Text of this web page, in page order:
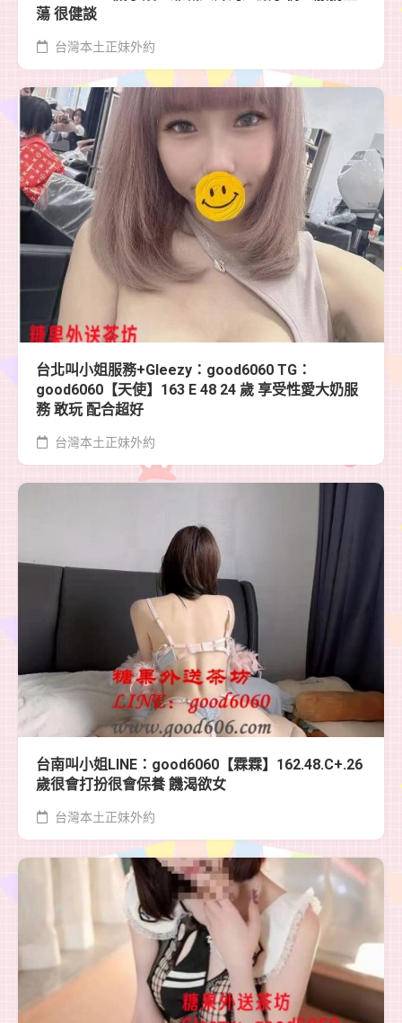
蕩 很健談
台灣本土正妹外約
台北叫小姐服務+Gleezy：good6060 TG：
good6060【天使】163 E 48 24 歲 享受性愛大奶服
務 敢玩 配合超好
台灣本土正妹外約
台南叫小姐LINE：good6060【霖霖】162.48.C+.26
歲很會打扮很會保養 饑渴欲女
台灣本土正妹外約